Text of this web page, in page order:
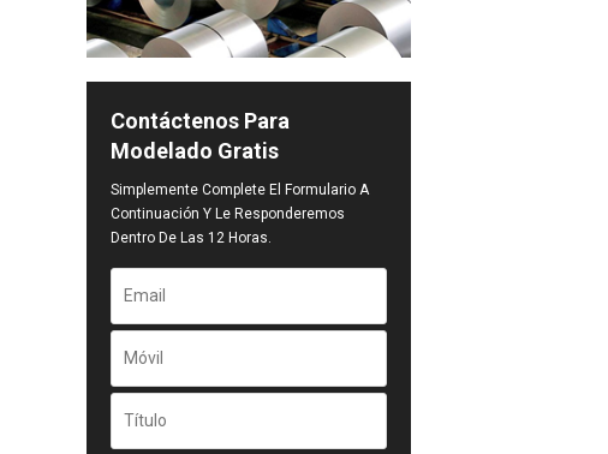
Contáctenos Para
Modelado Gratis
Simplemente Complete El Formulario A
Continuación Y Le Responderemos
Dentro De Las 12 Horas.